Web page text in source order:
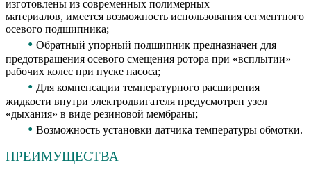
изготовлены из современных полимерных
материалов, имеется возможность использования сегментного
осевого подшипника;
• Обратный упорный подшипник предназначен для
предотвращения осевого смещения ротора при «всплытии»
рабочих колес при пуске насоса;
• Для компенсации температурного расширения
жидкости внутри электродвигателя предусмотрен узел
«дыхания» в виде резиновой мембраны;
• Возможность установки датчика температуры обмотки.
ПРЕИМУЩЕСТВА